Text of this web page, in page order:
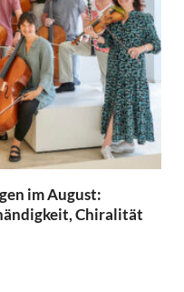
im August:
Chiralität